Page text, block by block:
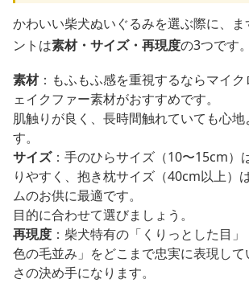
かわいい柴犬ぬいぐるみを選ぶ際に、ま
ントは素材・サイズ・再現度の3つです。
素材：もふもふ感を重視するならマイ
ェイクファー素材がおすすめです。
肌触りが良く、長時間触れていても心地
す。
サイズ：手のひらサイズ（10〜15cm）
りやすく、抱き枕サイズ（40cm以上）
ムのお供に最適です。
目的に合わせて選びましょう。
再現度 ：柴犬特有の「くりっとした目
色の毛並み」をどこまで忠実に表現し
さの決め手になります。